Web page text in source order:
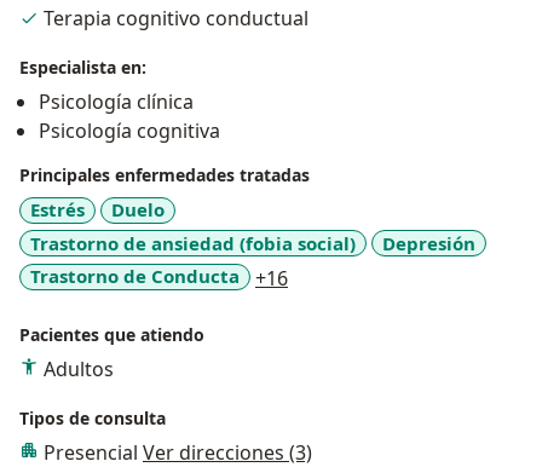
Terapia cognitivo conductual
Especialista en:
Psicología clínica
Psicología cognitiva
Principales enfermedades tratadas
Estrés
Duelo
Trastorno de ansiedad (fobia social)
Depresión
Trastorno de Conducta
+16a11y_sr_more_diseases
Pacientes que atiendo
Adultos
Tipos de consulta
Presencial Ver direcciones (3)